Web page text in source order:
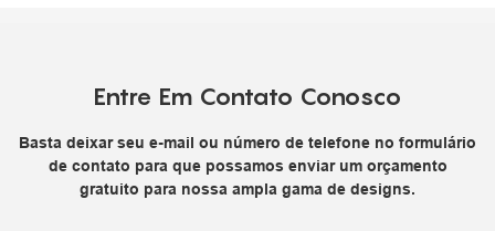
Entre Em Contato Conosco
Basta deixar seu e-mail ou número de telefone no formulário
de contato para que possamos enviar um orçamento
gratuito para nossa ampla gama de designs.